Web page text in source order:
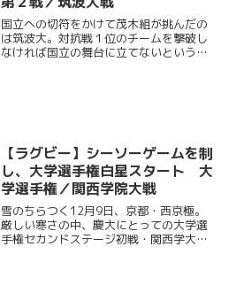
国立への切符をかけて茂木組が挑んだの
は筑波大。対抗戦１位のチームを撃破し
なければ国立の舞台に立てないという、
【ラグビー】シーソーゲームを制
し、大学選手権白星スタート 大
学選手権／関西学院大戦
雪のちらつく12月9日、京都・西京極。
厳しい寒さの中、慶大にとっての大学選
手権セカンドステージ初戦・関西学大戦